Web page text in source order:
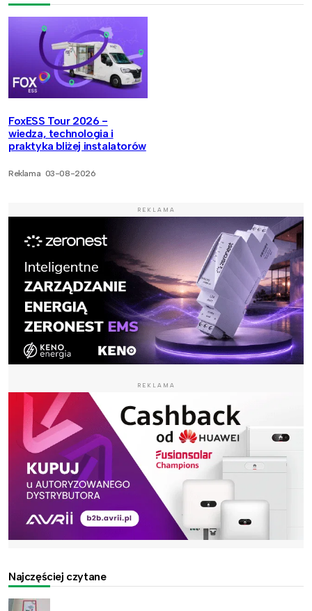
FoxESS Tour 2026 -
wiedza, technologia i
praktyka bliżej instalatorów
Reklama 03-08-2026
REKLAMA
REKLAMA
Najczęściej czytane